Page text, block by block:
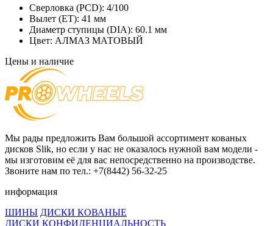
Сверловка (PCD): 4/100
Вылет (ET): 41 мм
Диаметр ступицы (DIA): 60.1 мм
Цвет: АЛМАЗ МАТОВЫЙ
Цены и наличие
Мы рады предложить Вам большой ассортимент кованых
дисков Slik, но если у нас не оказалось нужной вам модели -
мы изготовим её для вас непосредственно на производстве.
Звоните нам по тел.: +7(8442) 56-32-25
информация
ШИНЫ ДИСКИ КОВАНЫЕ
ДИСКИ КОНФИДЕНЦИАЛЬНОСТЬ